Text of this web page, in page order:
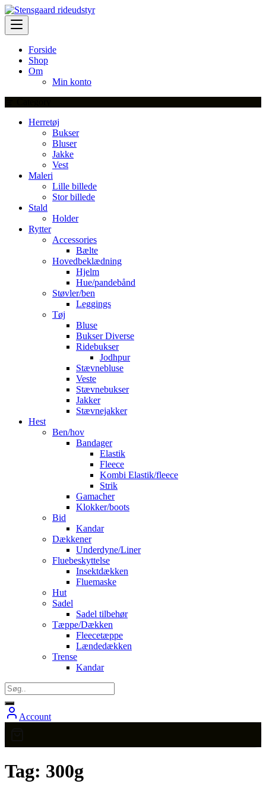
Skip
to
content
Forside
Shop
Om
Min konto
Herretøj
Bukser
Bluser
Jakke
Vest
Maleri
Lille billede
Stor billede
Stald
Holder
Rytter
Accessories
Bælte
Hovedbeklædning
Hjelm
Hue/pandebånd
Støvler/ben
Leggings
Tøj
Bluse
Bukser Diverse
Ridebukser
Jodhpur
Stævnebluse
Veste
Stævnebukser
Jakker
Stævnejakker
Hest
Ben/hov
Bandager
Elastik
Fleece
Kombi Elastik/fleece
Strik
Gamacher
Klokker/boots
Bid
Kandar
Dækkener
Underdyne/Liner
Fluebeskyttelse
Insektdækken
Fluemaske
Hut
Sadel
Sadel tilbehør
Tæppe/Dækken
Fleecetæppe
Lændedækken
Trense
Kandar
Account
Tag: 300g